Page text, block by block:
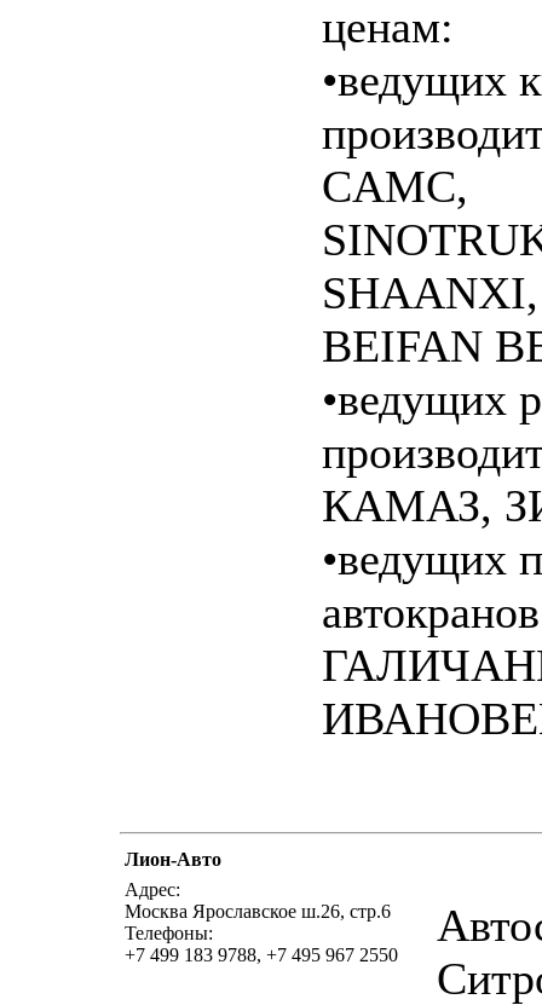
ценам:
•ведущих
CAMC,
BEIFAN
•ведущих
КАМАЗ,
•ведущих
Лион-Авто
Адрес:
Москва Ярославское ш.26, стр.6
Телефоны:
+7 499 183 9788, +7 495 967 2550